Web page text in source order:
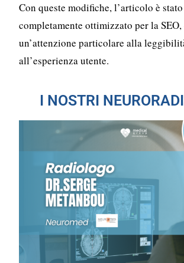
Con queste modifiche, l’articolo è
completamente ottimizzato per la SEO,
un’attenzione particolare alla
all’esperienza utente.
I NOSTRI